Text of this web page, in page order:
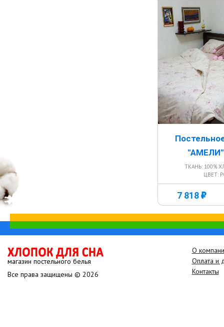
ТКАНЬ: 100%
ЦВЕТ:
7 818г
магазин постельного белья
Все права защищены © 2026
О
Оплата и
Контакты